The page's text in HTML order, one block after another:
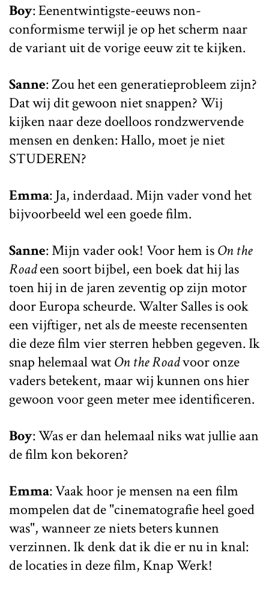
Boy: Eenentwintigste-eeuws non-
conformisme terwijl je op het scherm naar
de variant uit de vorige eeuw zit te kijken.
Sanne: Zou het een generatieprobleem zijn?
Dat wij dit gewoon niet snappen? Wij
kijken naar deze doelloos rondzwervende
mensen en denken: Hallo, moet je niet
STUDEREN?
Emma: Ja, inderdaad. Mijn vader vond het
bijvoorbeeld wel een goede film.
Sanne: Mijn vader ook! Voor hem isOn the
Roadeen soort bijbel, een boek dat hij las
toen hij in de jaren zeventig op zijn motor
door Europa scheurde. Walter Salles is ook
een vijftiger, net als de meeste recensenten
die deze film vier sterren hebben gegeven. Ik
snap helemaal watOn the Roadvoor onze
vaders betekent, maar wij kunnen ons hier
gewoon voor geen meter mee identificeren.
Boy: Was er dan helemaal niks wat jullie aan
de film kon bekoren?
Emma: Vaak hoor je mensen na een film
mompelen dat de "cinematografie heel goed
was", wanneer ze niets beters kunnen
verzinnen. Ik denk dat ik die er nu in knal:
de locaties in deze film, Knap Werk!